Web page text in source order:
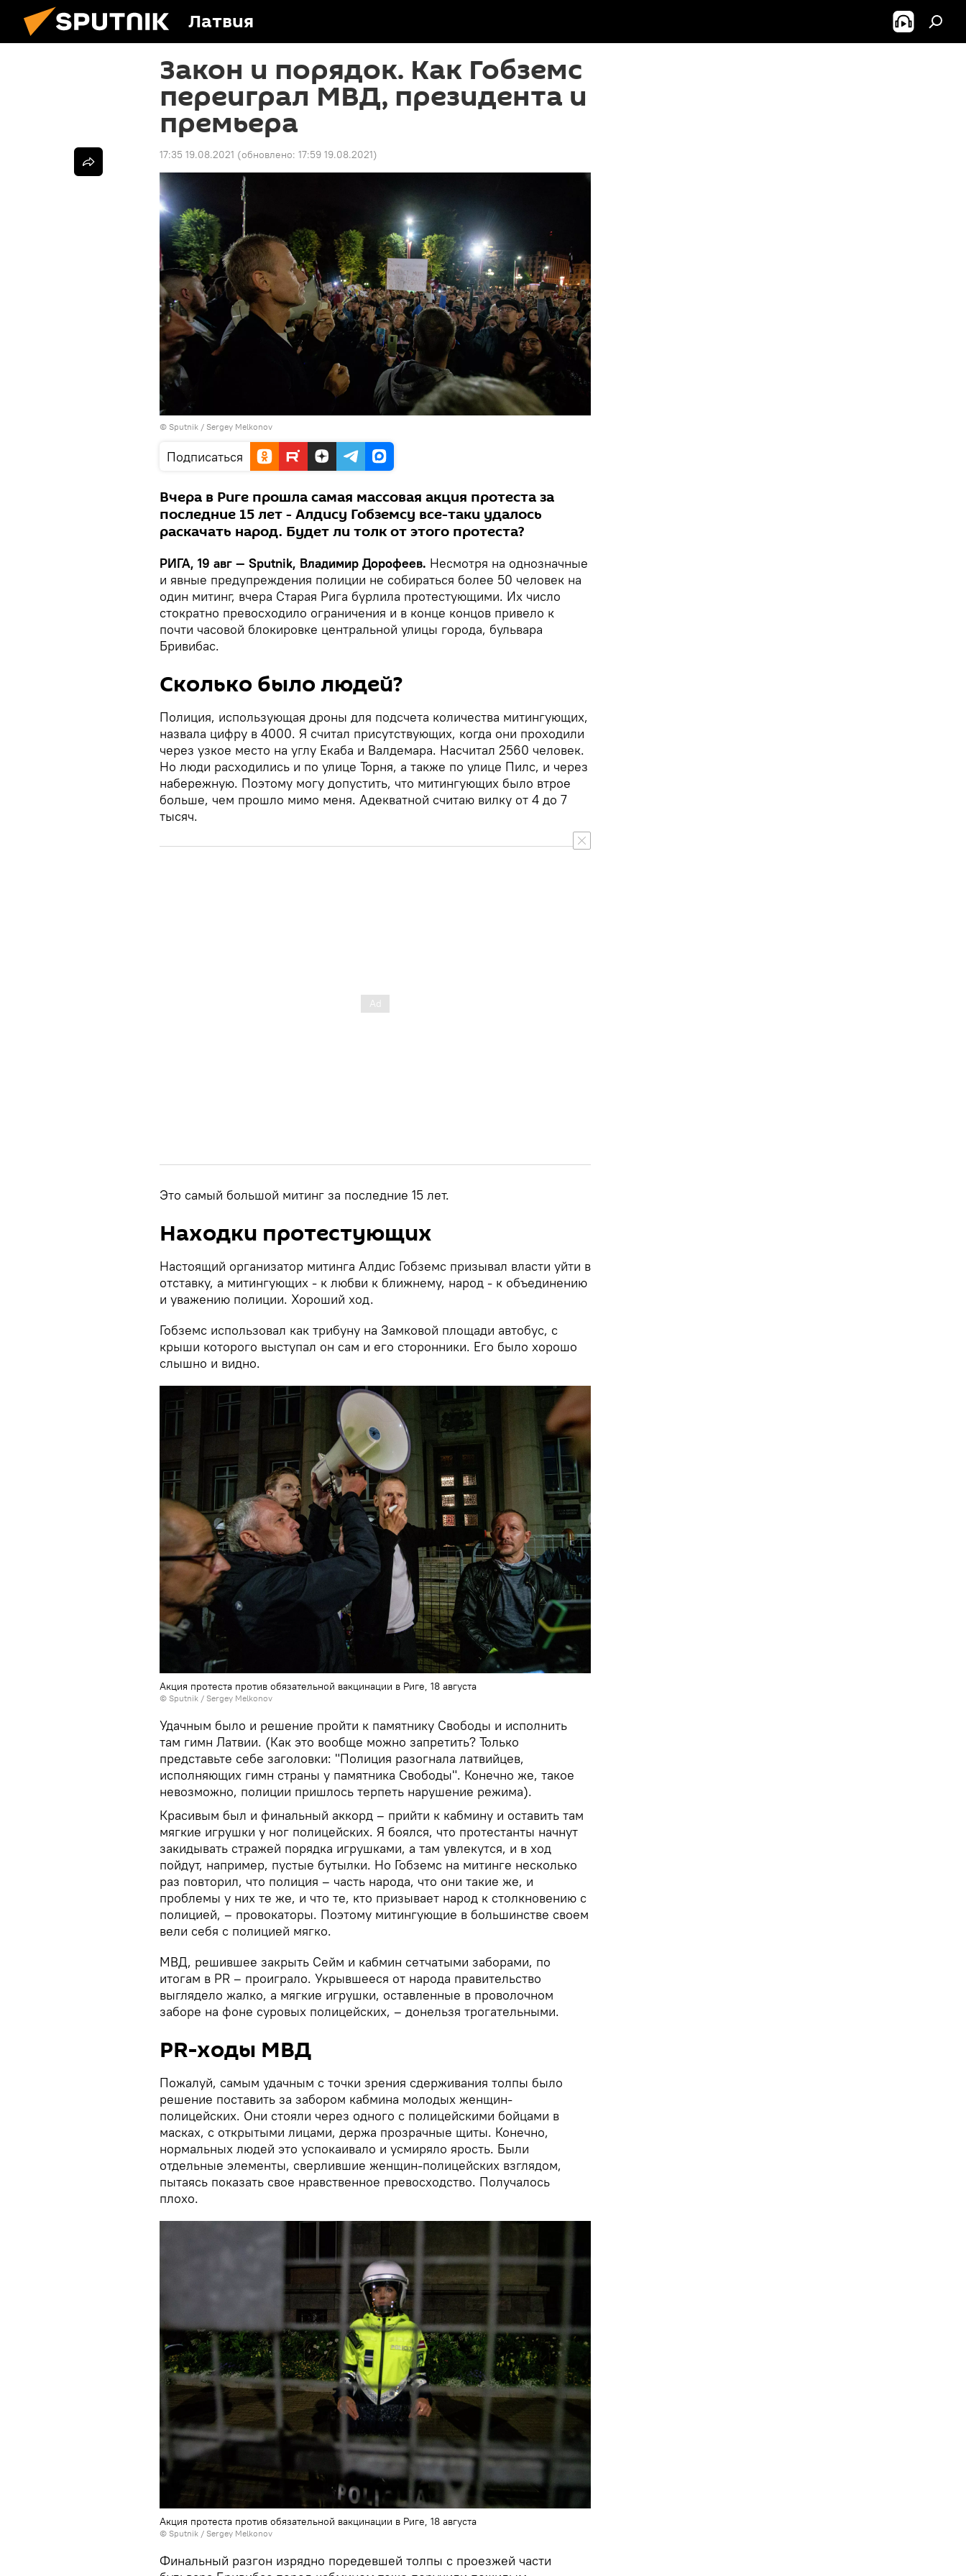
Латвия
Закон и порядок. Как Гобземс
переиграл МВД, президента и
премьера
17:35 19.08.2021 (обновлено: 17:59 19.08.2021)
© Sputnik / Sergey Melkonov
Подписаться
Вчера в Риге прошла самая массовая акция протеста за
последние 15 лет - Алдису Гобземсу все-таки удалось
раскачать народ. Будет ли толк от этого протеста?
РИГА, 19 авг — Sputnik, Владимир Дорофеев. Несмотря на однозначные
и явные предупреждения полиции не собираться более 50 человек на
один митинг, вчера Старая Рига бурлила протестующими. Их число
стократно превосходило ограничения и в конце концов привело к
почти часовой блокировке центральной улицы города, бульвара
Бривибас.
Сколько было людей?
Полиция, использующая дроны для подсчета количества митингующих,
назвала цифру в 4000. Я считал присутствующих, когда они проходили
через узкое место на углу Екаба и Валдемара. Насчитал 2560 человек.
Но люди расходились и по улице Торня, а также по улице Пилс, и через
набережную. Поэтому могу допустить, что митингующих было втрое
больше, чем прошло мимо меня. Адекватной считаю вилку от 4 до 7
тысяч.
Это самый большой митинг за последние 15 лет.
Находки протестующих
Настоящий организатор митинга Алдис Гобземс призывал власти уйти в
отставку, а митингующих - к любви к ближнему, народ - к объединению
и уважению полиции. Хороший ход.
Гобземс использовал как трибуну на Замковой площади автобус, с
крыши которого выступал он сам и его сторонники. Его было хорошо
слышно и видно.
Акция протеста против обязательной вакцинации в Риге, 18 августа
© Sputnik / Sergey Melkonov
Удачным было и решение пройти к памятнику Свободы и исполнить
там гимн Латвии. (Как это вообще можно запретить? Только
представьте себе заголовки: "Полиция разогнала латвийцев,
исполняющих гимн страны у памятника Свободы". Конечно же, такое
невозможно, полиции пришлось терпеть нарушение режима).
Красивым был и финальный аккорд – прийти к кабмину и оставить там
мягкие игрушки у ног полицейских. Я боялся, что протестанты начнут
закидывать стражей порядка игрушками, а там увлекутся, и в ход
пойдут, например, пустые бутылки. Но Гобземс на митинге несколько
раз повторил, что полиция – часть народа, что они такие же, и
проблемы у них те же, и что те, кто призывает народ к столкновению с
полицией, – провокаторы. Поэтому митингующие в большинстве своем
вели себя с полицией мягко.
МВД, решившее закрыть Сейм и кабмин сетчатыми заборами, по
итогам в PR – проиграло. Укрывшееся от народа правительство
выглядело жалко, а мягкие игрушки, оставленные в проволочном
заборе на фоне суровых полицейских, – донельзя трогательными.
PR-ходы МВД
Пожалуй, самым удачным с точки зрения сдерживания толпы было
решение поставить за забором кабмина молодых женщин-
полицейских. Они стояли через одного с полицейскими бойцами в
масках, с открытыми лицами, держа прозрачные щиты. Конечно,
нормальных людей это успокаивало и усмиряло ярость. Были
отдельные элементы, сверлившие женщин-полицейских взглядом,
пытаясь показать свое нравственное превосходство. Получалось
плохо.
Акция протеста против обязательной вакцинации в Риге, 18 августа
© Sputnik / Sergey Melkonov
Финальный разгон изрядно поредевшей толпы с проезжей части